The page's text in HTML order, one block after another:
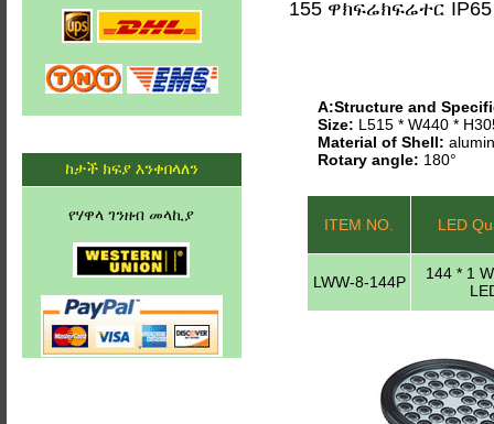
155 ዋክፍሬክፍሬተር
A:Structure and
Size: L515 * W440 *
Material of Shell:
Rotary angle: 180°
ITEM NO. LED
LWW-8-144P
144 * 1
ከታች ክፍያ እንቀበላለን
የሃዋላ ገንዘብ መላኪያ